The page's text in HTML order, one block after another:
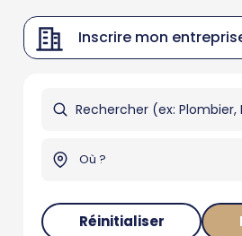
Inscrire mon
Réinitialiser